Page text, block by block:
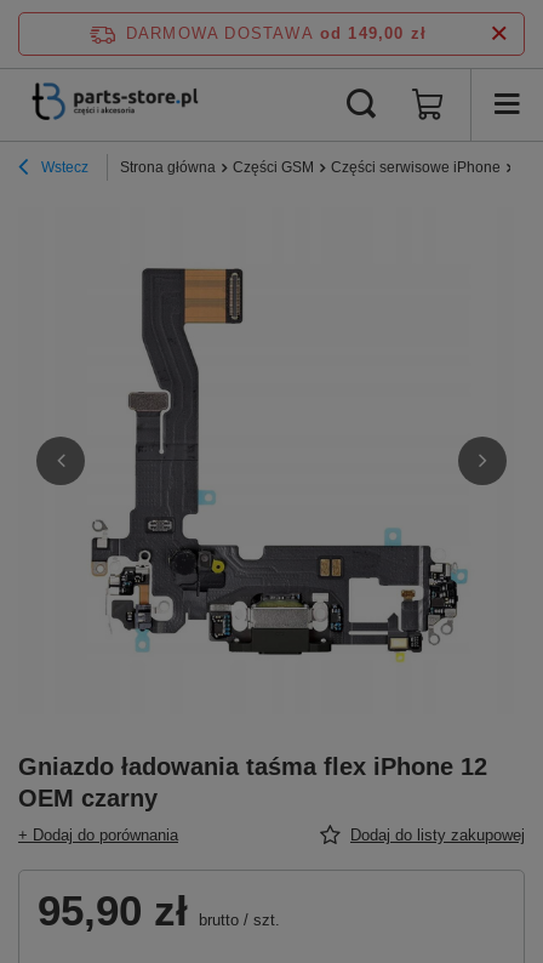
DARMOWA DOSTAWA od 149,00 zł
Wstecz Strona główna Części GSM Części serwisowe iPhone
Gniazdo ładowania taśma flex iPhone 12
OEM czarny
+ Dodaj do porównania Dodaj do listy zakupowej
95,90 zł brutto / szt.